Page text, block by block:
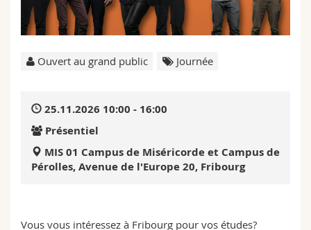
Sciences et médecine
Collaborateurs
Webmail
Ouvert au grand public Journée
25.11.2026 10:00 - 16:00
Présentiel
MIS 01 Campus de Miséricorde et Campus de
Pérolles, Avenue de l'Europe 20, Fribourg
Vous vous intéressez à Fribourg pour vos études?